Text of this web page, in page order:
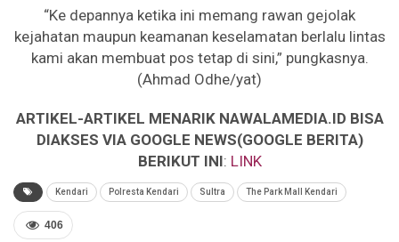
“Ke depannya ketika ini memang rawan gejolak
kejahatan maupun keamanan keselamatan berlalu lintas
kami akan membuat pos tetap di sini,” pungkasnya.
(Ahmad Odhe/yat)
ARTIKEL-ARTIKEL MENARIK NAWALAMEDIA.ID BISA
DIAKSES VIA GOOGLE NEWS(GOOGLE BERITA)
BERIKUT INI: LINK
Kendari Polresta Kendari Sultra The Park Mall Kendari
406